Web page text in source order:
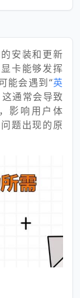
安装和更新
卡能够发挥
能会遇到“英
通常会导致
影响用户体
题出现的原